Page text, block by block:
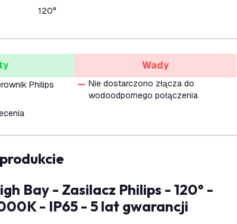
120°
Philips
Wady
Nie dostarczono złącza do
wodoodpornego połączenia
- IP65 - 5 lat gwarancji